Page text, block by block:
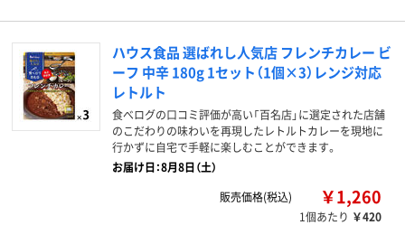
ハウス食品 選ばれし人気店 フレンチカレー ビ
ーフ 中辛 180g 1セット（1個×3）レンジ対応
レトルト
食べログの口コミ評価が高い「百名店」に選定された店舗
のこだわりの味わいを再現したレトルトカレーを現地に
行かずに自宅で手軽に楽しむことができます。
お届け日：8月8日（土）
販売価格(税込)
￥1,260
1個あたり ￥420